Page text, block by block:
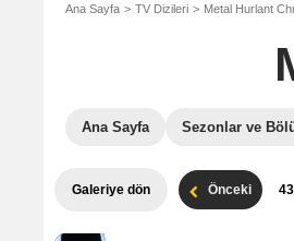
Ana Sayfa TV Dizileri Metal Hurlant
Ana Sayfa Sezonlar ve
Galeriye dön Önceki 43